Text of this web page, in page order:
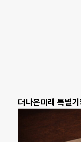
더나은미래 특별기